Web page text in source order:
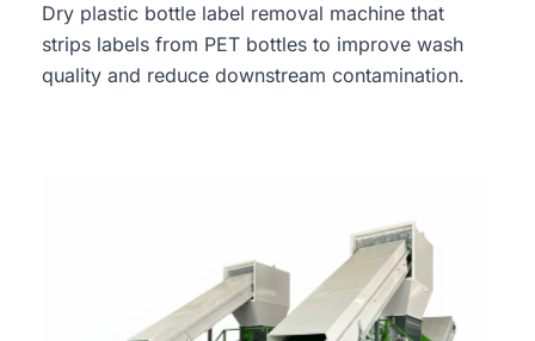
Dry plastic bottle label removal machine that
strips labels from PET bottles to improve wash
quality and reduce downstream contamination.